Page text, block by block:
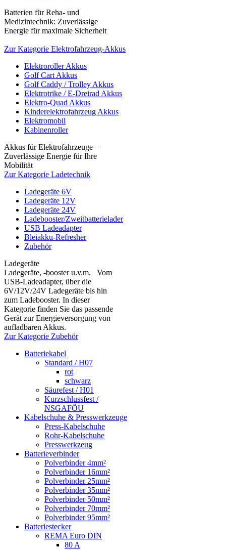
Batterien für Reha- und
Medizintechnik: Zuverlässige
Energie für maximale Sicherheit
Zur Kategorie Elektrofahrzeug-Akkus
Elektroroller Akkus
Golf Cart Akkus
Golf Caddy / Trolley Akkus
Elektrotrike / E-Dreirad Akkus
Elektro-Quad Akkus
Kinderelektrofahrzeug Akkus
Elektromobil
Kabinenroller
Akkus für Elektrofahrzeuge –
Zuverlässige Energie für Ihre
Mobilität
Zur Kategorie Ladetechnik
Ladegeräte 6V
Ladegeräte 12V
Ladegeräte 24V
Ladebooster/Zweitbatterielader
USB Ladeadapter
Bleiakku-Refresher
Zubehör
Ladegeräte
Ladegeräte, -booster u.v.m. Vom
USB-Ladeadapter, über die
6V/12V/24V Ladegeräte bis hin
zum Ladebooster. In dieser
Kategorie finden Sie das passende
Gerät zur Energieversorgung von
aufladbaren Akkus.
Zur Kategorie Zubehör
Batteriekabel
Standard / H07
rot
schwarz
Säurefest / H01
Kurzschlussfest /
NSGAFÖU
Kabelschuhe & Presswerkzeuge
Press-Kabelschuhe
Rohr-Kabelschuhe
Presswerkzeug
Batterieverbinder
Polverbinder 4mm²
Polverbinder 16mm²
Polverbinder 25mm²
Polverbinder 35mm²
Polverbinder 50mm²
Polverbinder 70mm²
Polverbinder 95mm²
Batteriestecker
REMA Euro DIN
80 A